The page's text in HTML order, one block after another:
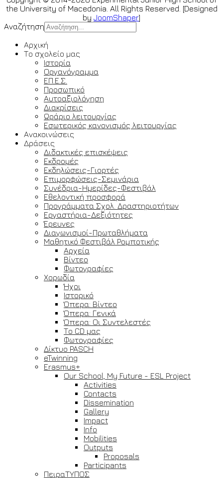
the University of Macedonia. All Rights Reserved. [Designed
by JoomShaper]
Αναζήτηση
Αρχική
Το σχολείο μας
Ιστορία
Οργανόγραμμα
ΕΠ.Ε.Σ.
Προσωπικό
Αυτοαξιολόγηση
Διακρίσεις
Ωράριο λειτουργίας
Εσωτερικός κανονισμός λειτουργίας
Ανακοινώσεις
Δράσεις
Διδακτικές επισκέψεις
Εκδρομές
Εκδηλώσεις-Γιορτές
Επιμορφώσεις-Σεμινάρια
Συνέδρια-Ημερίδες-Φεστιβάλ
Εθελοντική προσφορά
Προγράμματα Σχολ. Δραστηριοτήτων
Εργαστήρια-Δεξιότητες
Έρευνες
Διαγωνισμοί-Πρωταθλήματα
Μαθητικό Φεστιβάλ Ρομποτικής
Αρχεία
Βίντεο
Φωτογραφίες
Χορωδία
Ήχοι
Ιστορικό
Όπερα: Βίντεο
Όπερα: Γενικά
Όπερα: Οι Συντελεστές
Το CD μας
Φωτογραφίες
Δίκτυο PASCH
eTwinning
Erasmus+
Our School, My Future - ESL Project
Activities
Contacts
Dissemination
Gallery
Impact
Info
Mobilities
Outputs
Proposals
Participants
ΠειραΤΥΠΟΣ